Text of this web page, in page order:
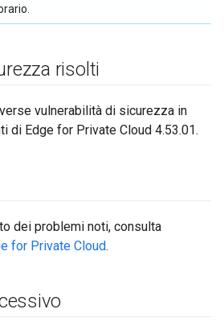
risolti
vulnerabilità di sicurezza in
di Edge for Private Cloud 4.53.01.
dei problemi noti, consulta
for Private Cloud.